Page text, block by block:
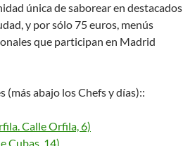
única de saborear en destacados
y por sólo 75 euros, menús
que participan en Madrid
abajo los Chefs y días)::
Calle Orfila, 6)
Cubas, 14)